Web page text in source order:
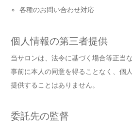
各種のお問い合わせ対応
個人情報の第三者提供
当サロンは、法令に基づく場合等正当
事前に本人の同意を得ることなく、個
提供することはありません。
委託先の監督